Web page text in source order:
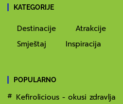
KATEGORIJE
Destinacije Atrakcije
Smještaj
Inspiracija
POPULARNO
Kefirolicious - okusi zdravlja